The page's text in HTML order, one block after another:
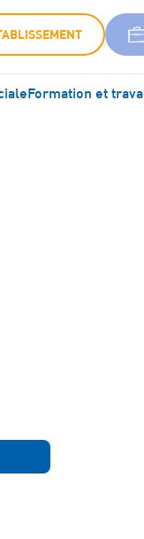
Formation et